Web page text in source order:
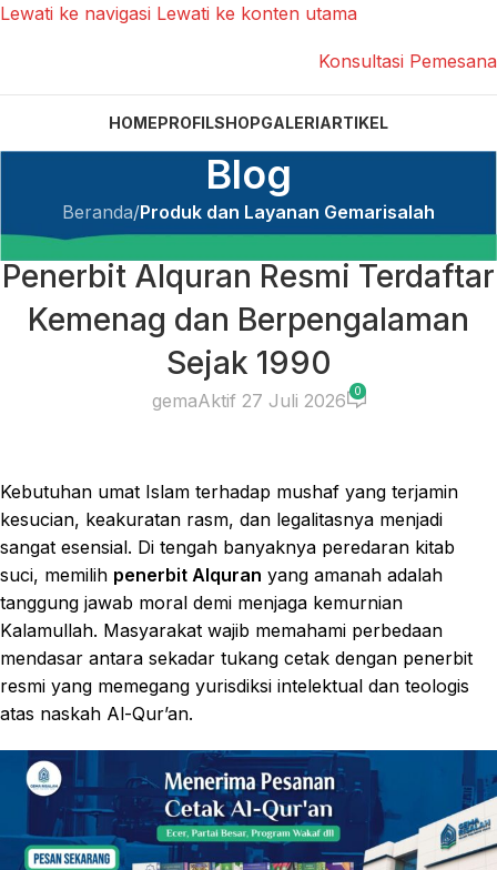
Lewati ke navigasi Lewati ke konten utama
Konsultasi
HOMEPROFILSHOPGALERIARTIKEL
Blog
Beranda/Produk dan Layanan Gemarisalah
PRODUK DAN LAYANAN GEMARISALAH
Penerbit Alquran Resmi Terdaftar
Kemenag dan Berpengalaman
Sejak 1990
gemaAktif 27 Juli 2026 0
Kebutuhan umat Islam terhadap mushaf yang terjamin
kesucian, keakuratan rasm, dan legalitasnya menjadi
sangat esensial. Di tengah banyaknya peredaran kitab
suci, memilih penerbit Alquran yang amanah adalah
tanggung jawab moral demi menjaga kemurnian
Kalamullah. Masyarakat wajib memahami perbedaan
mendasar antara sekadar tukang cetak dengan penerbit
resmi yang memegang yurisdiksi intelektual dan teologis
atas naskah Al-Qur’an.